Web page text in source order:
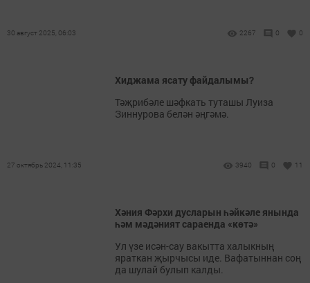
30 август 2025, 06:03 2267 0 0
Хиджама ясату файдалымы?
Тәҗрибәле шәфкать туташы Луиза
Зиннурова белән әңгәмә.
27 октябрь 2024, 11:35 3940 0 11
Хәния Фәрхи дусларын һәйкәле янында
һәм мәдәният сараенда «көтә»
Ул үзе исән-сау вакытта халыкның
яраткан җырчысы иде. Вафатыннан соң
да шулай булып калды.